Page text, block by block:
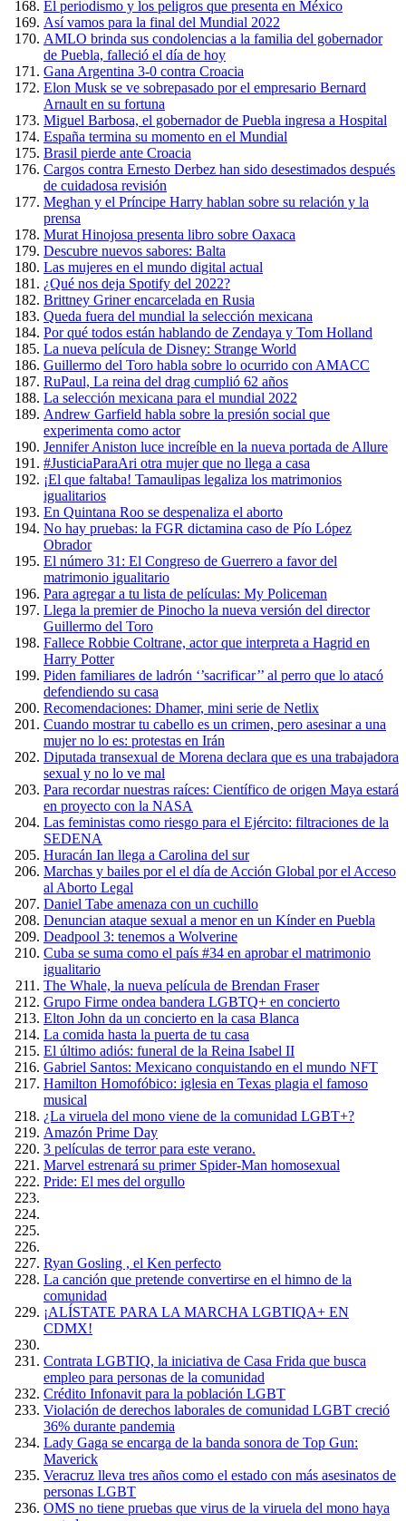
El periodismo y los peligros que presenta en México
Así vamos para la final del Mundial 2022
AMLO brinda sus condolencias a la familia del gobernador
de Puebla, falleció el día de hoy
Gana Argentina 3-0 contra Croacia
Elon Musk se ve sobrepasado por el empresario Bernard
Arnault en su fortuna
Miguel Barbosa, el gobernador de Puebla ingresa a Hospital
España termina su momento en el Mundial
Brasil pierde ante Croacia
Cargos contra Ernesto Derbez han sido desestimados después
de cuidadosa revisión
Meghan y el Príncipe Harry hablan sobre su relación y la
prensa
Murat Hinojosa presenta libro sobre Oaxaca
Descubre nuevos sabores: Balta
Las mujeres en el mundo digital actual
¿Qué nos deja Spotify del 2022?
Brittney Griner encarcelada en Rusia
Queda fuera del mundial la selección mexicana
Por qué todos están hablando de Zendaya y Tom Holland
La nueva película de Disney: Strange World
Guillermo del Toro habla sobre lo ocurrido con AMACC
RuPaul, La reina del drag cumplió 62 años
La selección mexicana para el mundial 2022
Andrew Garfield habla sobre la presión social que
experimenta como actor
Jennifer Aniston luce increíble en la nueva portada de Allure
#JusticiaParaAri otra mujer que no llega a casa
¡El que faltaba! Tamaulipas legaliza los matrimonios
igualitarios
En Quintana Roo se despenaliza el aborto
No hay pruebas: la FGR dictamina caso de Pío López
Obrador
El número 31: El Congreso de Guerrero a favor del
matrimonio igualitario
Para agregar a tu lista de películas: My Policeman
Llega la premier de Pinocho la nueva versión del director
Guillermo del Toro
Fallece Robbie Coltrane, actor que interpreta a Hagrid en
Harry Potter
Piden familiares de ladrón ‘’sacrificar’’ al perro que lo atacó
defendiendo su casa
Recomendaciones: Dhamer, mini serie de Netlix
Cuando mostrar tu cabello es un crimen, pero asesinar a una
mujer no lo es: protestas en Irán
Diputada transexual de Morena declara que es una trabajadora
sexual y no lo ve mal
Para recordar nuestras raíces: Científico de origen Maya estará
en proyecto con la NASA
Las feministas como riesgo para el Ejército: filtraciones de la
SEDENA
Huracán Ian llega a Carolina del sur
Marchas y bailes por el el día de Acción Global por el Acceso
al Aborto Legal
Daniel Tabe amenaza con un cuchillo
Denuncian ataque sexual a menor en un Kínder en Puebla
Deadpool 3: tenemos a Wolverine
Cuba se suma como el país #34 en aprobar el matrimonio
igualitario
The Whale, la nueva película de Brendan Fraser
Grupo Firme ondea bandera LGBTQ+ en concierto
Elton John da un concierto en la casa Blanca
La comida hasta la puerta de tu casa
El último adiós: funeral de la Reina Isabel II
Gabriel Santos: Mexicano conquistando en el mundo NFT
Hamilton Homofóbico: iglesia en Texas plagia el famoso
musical
¿La viruela del mono viene de la comunidad LGBT+?
Amazón Prime Day
3 películas de terror para este verano.
Marvel estrenará su primer Spider-Man homosexual
Pride: El mes del orgullo
Ryan Gosling , el Ken perfecto
La canción que pretende convertirse en el himno de la
comunidad
¡ALÍSTATE PARA LA MARCHA LGBTIQA+ EN
CDMX!
Contrata LGBTIQ, la iniciativa de Casa Frida que busca
empleo para personas de la comunidad
Crédito Infonavit para la población LGBT
Violación de derechos laborales de comunidad LGBT creció
36% durante pandemia
Lady Gaga se encarga de la banda sonora de Top Gun:
Maverick
Veracruz lleva tres años como el estado con más asesinatos de
personas LGBT
OMS no tiene pruebas que virus de la viruela del mono haya